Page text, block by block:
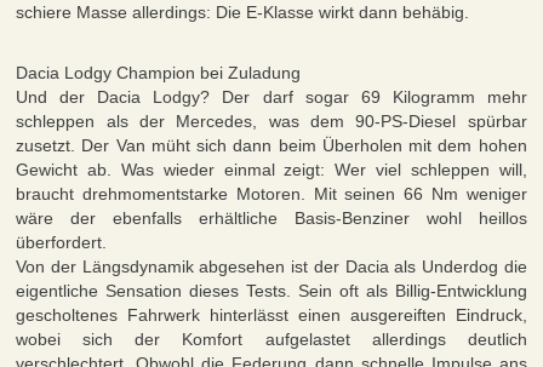
schiere Masse allerdings: Die E-Klasse wirkt dann behäbig.
Dacia Lodgy Champion bei Zuladung
Und der Dacia Lodgy? Der darf sogar 69 Kilogramm mehr
schleppen als der Mercedes, was dem 90-PS-Diesel spürbar
zusetzt. Der Van müht sich dann beim Überholen mit dem hohen
Gewicht ab. Was wieder einmal zeigt: Wer viel schleppen will,
braucht drehmomentstarke Motoren. Mit seinen 66 Nm weniger
wäre der ebenfalls erhältliche Basis-Benziner wohl heillos
überfordert.
Von der Längsdynamik abgesehen ist der Dacia als Underdog die
eigentliche Sensation dieses Tests. Sein oft als Billig-Entwicklung
gescholtenes Fahrwerk hinterlässt einen ausgereiften Eindruck,
wobei sich der Komfort aufgelastet allerdings deutlich